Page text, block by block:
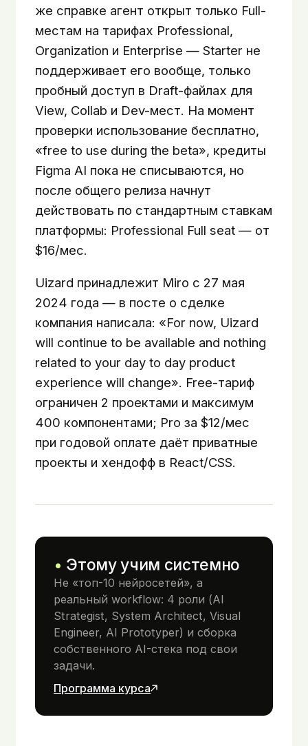
же справке агент открыт только Full-
местам на тарифах Professional,
Organization и Enterprise — Starter не
поддерживает его вообще, только
пробный доступ в Draft-файлах для
View, Collab и Dev-мест. На момент
проверки использование бесплатно,
«free to use during the beta», кредиты
Figma AI пока не списываются, но
после общего релиза начнут
действовать по стандартным ставкам
платформы: Professional Full seat — от
$16/мес.
Uizard принадлежит Miro с 27 мая
2024 года — в посте о сделке
компания написала: «For now, Uizard
will continue to be available and nothing
related to your day to day product
experience will change». Free-тариф
ограничен 2 проектами и максимум
400 компонентами; Pro за $12/мес
при годовой оплате даёт приватные
проекты и хендофф в React/CSS.
Этому учим системно
Не «топ-10 нейросетей», а
реальный workflow: 4 роли (AI
Strategist, System Architect, Visual
Engineer, AI Prototyper) и сборка
собственного AI-стека под свои
задачи.
Программа курса